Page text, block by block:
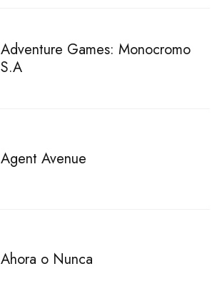
Adventure Games: Monocromo
S.A
Agent Avenue
Ahora o Nunca